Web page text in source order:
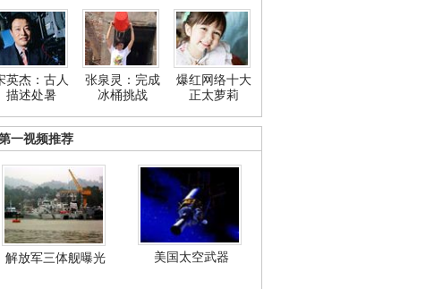
英杰：古人
描述处暑
张泉灵：完成
冰桶挑战
爆红网络十大
正太萝莉
一视频推荐
解放军三体舰曝光 美国太空武器